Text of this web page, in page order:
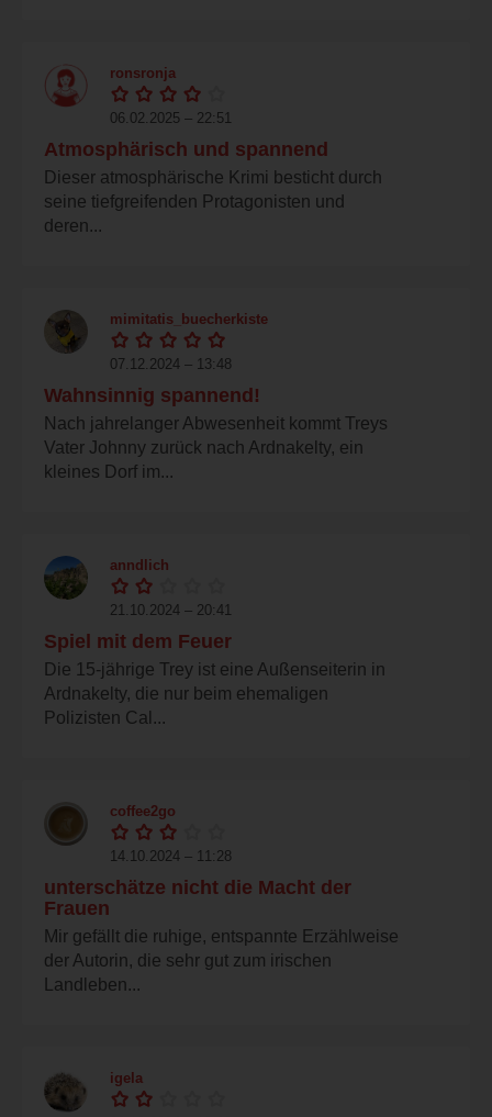
ronsronja
06.02.2025 – 22:51
Atmosphärisch und spannend
Dieser atmosphärische Krimi besticht durch
seine tiefgreifenden Protagonisten und
deren...
mimitatis_buecherkiste
07.12.2024 – 13:48
Wahnsinnig spannend!
Nach jahrelanger Abwesenheit kommt Treys
Vater Johnny zurück nach Ardnakelty, ein
kleines Dorf im...
anndlich
21.10.2024 – 20:41
Spiel mit dem Feuer
Die 15-jährige Trey ist eine Außenseiterin in
Ardnakelty, die nur beim ehemaligen
Polizisten Cal...
coffee2go
14.10.2024 – 11:28
unterschätze nicht die Macht der
Frauen
Mir gefällt die ruhige, entspannte Erzählweise
der Autorin, die sehr gut zum irischen
Landleben...
igela